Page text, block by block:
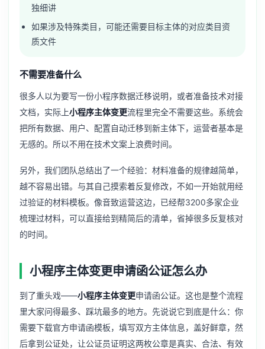
独细讲
如果涉及特殊类目，可能还需要目标主体的对应类目资
质文件
不需要准备什么
很多人以为要写一份小程序数据迁移说明，或者准备技术对接
文档，实际上小程序主体变更流程里完全不需要这些。系统会
把所有数据、用户、配置自动迁移到新主体下，运营者基本是
无感的。所以不用在技术文案上浪费时间。
另外，我们团队总结出了一个经验：材料准备的规律越简单，
越不容易出错。与其自己摸索着反复修改，不如一开始就用经
过验证的材料模板。像音致运营这边，已经帮3200多家企业
梳理过材料，可以直接给到精简后的清单，省掉很多反复核对
的时间。
小程序主体变更申请函公证怎么办
到了重头戏——小程序主体变更申请函公证。这也是整个流程
里大家问得最多、踩坑最多的地方。先说说它到底是什么：你
需要下载官方申请函模板，填写双方主体信息，盖好鲜章，然
后拿到公证处，让公证员证明这两枚公章是真实、合法、有效